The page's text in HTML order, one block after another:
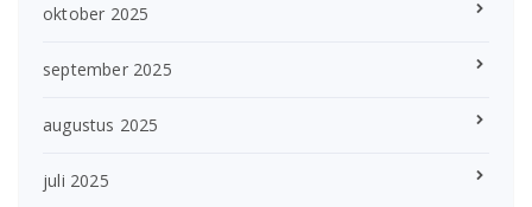
oktober 2025
september 2025
augustus 2025
juli 2025